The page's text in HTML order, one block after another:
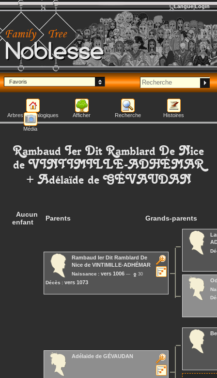
Noblesse
Langue Login
Favoris
Arbres généalogiques Afficher Recherche Histoires
Média
Rambaud Ier Dit Ramblard De Nice
de VINTIMILLE-ADHÉMAR
+Adélaïdede GÉVAUDAN
Aucun
enfant
Parents Grands-parents
Rambaud Ier Dit Ramblard De
Nice de VINTIMILLE-ADHÉMAR
Naissance : vers 1006 30
Décès : vers 1073
Adélaïde de GÉVAUDAN